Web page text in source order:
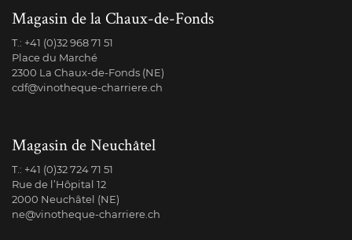
Magasin de la Chaux-de-Fonds
T.: +41 (0)32 968 71 51
Place du Marché
2300 La Chaux-de-Fonds (NE)
cdf@vinotheque-charriere.ch
Magasin de Neuchâtel
T.: +41 (0)32 724 71 51
Rue de l’Hôpital 12
2000 Neuchâtel (NE)
ne@vinotheque-charriere.ch